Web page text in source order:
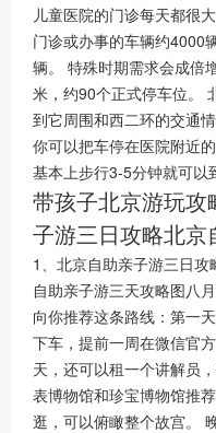
儿童医院的门诊每天都很
门诊或办事的车辆约4000
辆。 特殊时期需求会成倍
米，约90个正式停车位。
到它周围和西二环的交通情
你可以把车停在医院附近
基本上步行3-5分钟就可以
带孩子北京游玩
子游三日攻略北京
1、北京自助亲子游三日
自助亲子游三天攻略图八
向你推荐这条路线：第一
下车，提前一周在微信官
天，还可以租一个讲解员
表博物馆和珍宝博物馆推
逛，可以俯瞰整个故宫。